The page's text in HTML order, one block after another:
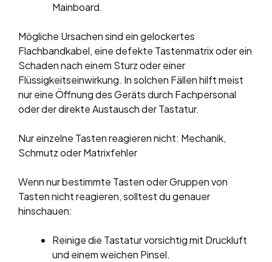
Mainboard.
Mögliche Ursachen sind ein gelockertes
Flachbandkabel, eine defekte Tastenmatrix oder ein
Schaden nach einem Sturz oder einer
Flüssigkeitseinwirkung. In solchen Fällen hilft meist
nur eine Öffnung des Geräts durch Fachpersonal
oder der direkte Austausch der Tastatur.
Nur einzelne Tasten reagieren nicht: Mechanik,
Schmutz oder Matrixfehler
Wenn nur bestimmte Tasten oder Gruppen von
Tasten nicht reagieren, solltest du genauer
hinschauen:
Reinige die Tastatur vorsichtig mit Druckluft
und einem weichen Pinsel.